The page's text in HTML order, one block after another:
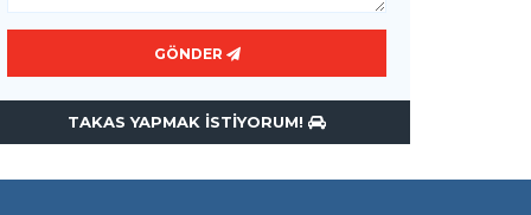
GÖNDER
TAKAS YAPMAK ISTIYORUM!